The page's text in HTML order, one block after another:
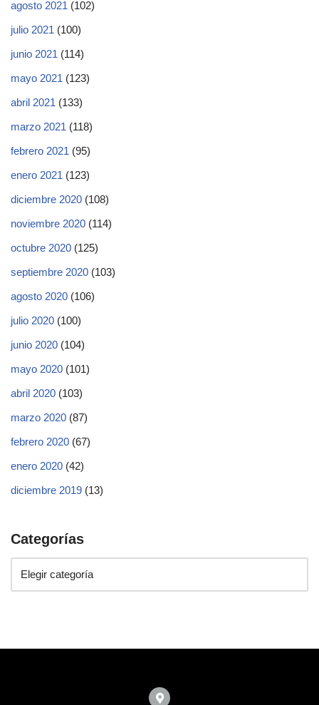
agosto 2021 (102)
julio 2021 (100)
junio 2021 (114)
mayo 2021 (123)
abril 2021 (133)
marzo 2021 (118)
febrero 2021 (95)
enero 2021 (123)
diciembre 2020 (108)
noviembre 2020 (114)
octubre 2020 (125)
septiembre 2020 (103)
agosto 2020 (106)
julio 2020 (100)
junio 2020 (104)
mayo 2020 (101)
abril 2020 (103)
marzo 2020 (87)
febrero 2020 (67)
enero 2020 (42)
diciembre 2019 (13)
Categorías